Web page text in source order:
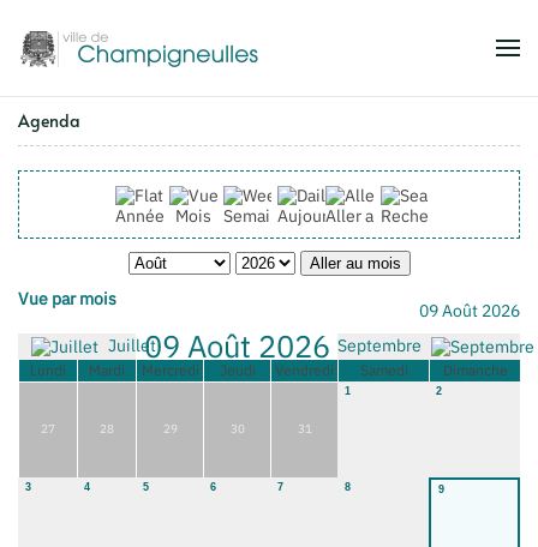
Accéder au contenu principal
Agenda
Année Mois SemaineAujourd'huiAller au mois
Rechercher
Aller au mois
Vue par mois
09 Août 2026
Juillet09 Août 2026 Septembre
Lundi Mardi Mercredi Jeudi Vendredi Samedi Dimanche
27 28 29 30 31
1 2
3 4 5 6 7 8 9